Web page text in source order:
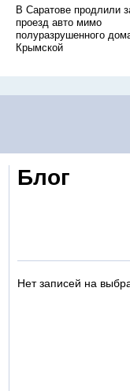
В Саратове продлили
проезд авто мимо
полуразрушенного
Крымской
Блог
Нет записей на